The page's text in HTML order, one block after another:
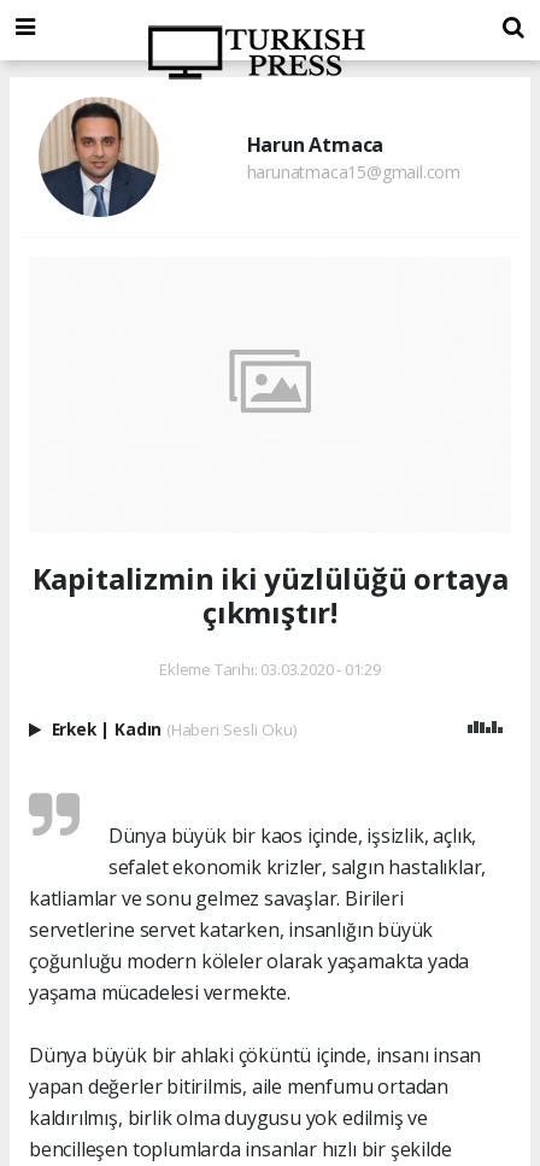
Harun Atmaca
harunatmaca15@gmail.com
Kapitalizmin iki yüzlülüğü ortaya
çıkmıştır!
Ekleme Tarihi: 03.03.2020 - 01:29
Erkek | Kadın (Haberi Sesli Oku)
Dünya büyük bir kaos içinde, işsizlik, açlık,
sefalet ekonomik krizler, salgın hastalıklar,
katliamlar ve sonu gelmez savaşlar. Birileri
servetlerine servet katarken, insanlığın büyük
çoğunluğu modern köleler olarak yaşamakta yada
yaşama mücadelesi vermekte.
Dünya büyük bir ahlaki çöküntü içinde, insanı insan
yapan değerler bitirilmis, aile menfumu ortadan
kaldırılmış, birlik olma duygusu yok edilmiş ve
bencilleşen toplumlarda insanlar hızlı bir şekilde